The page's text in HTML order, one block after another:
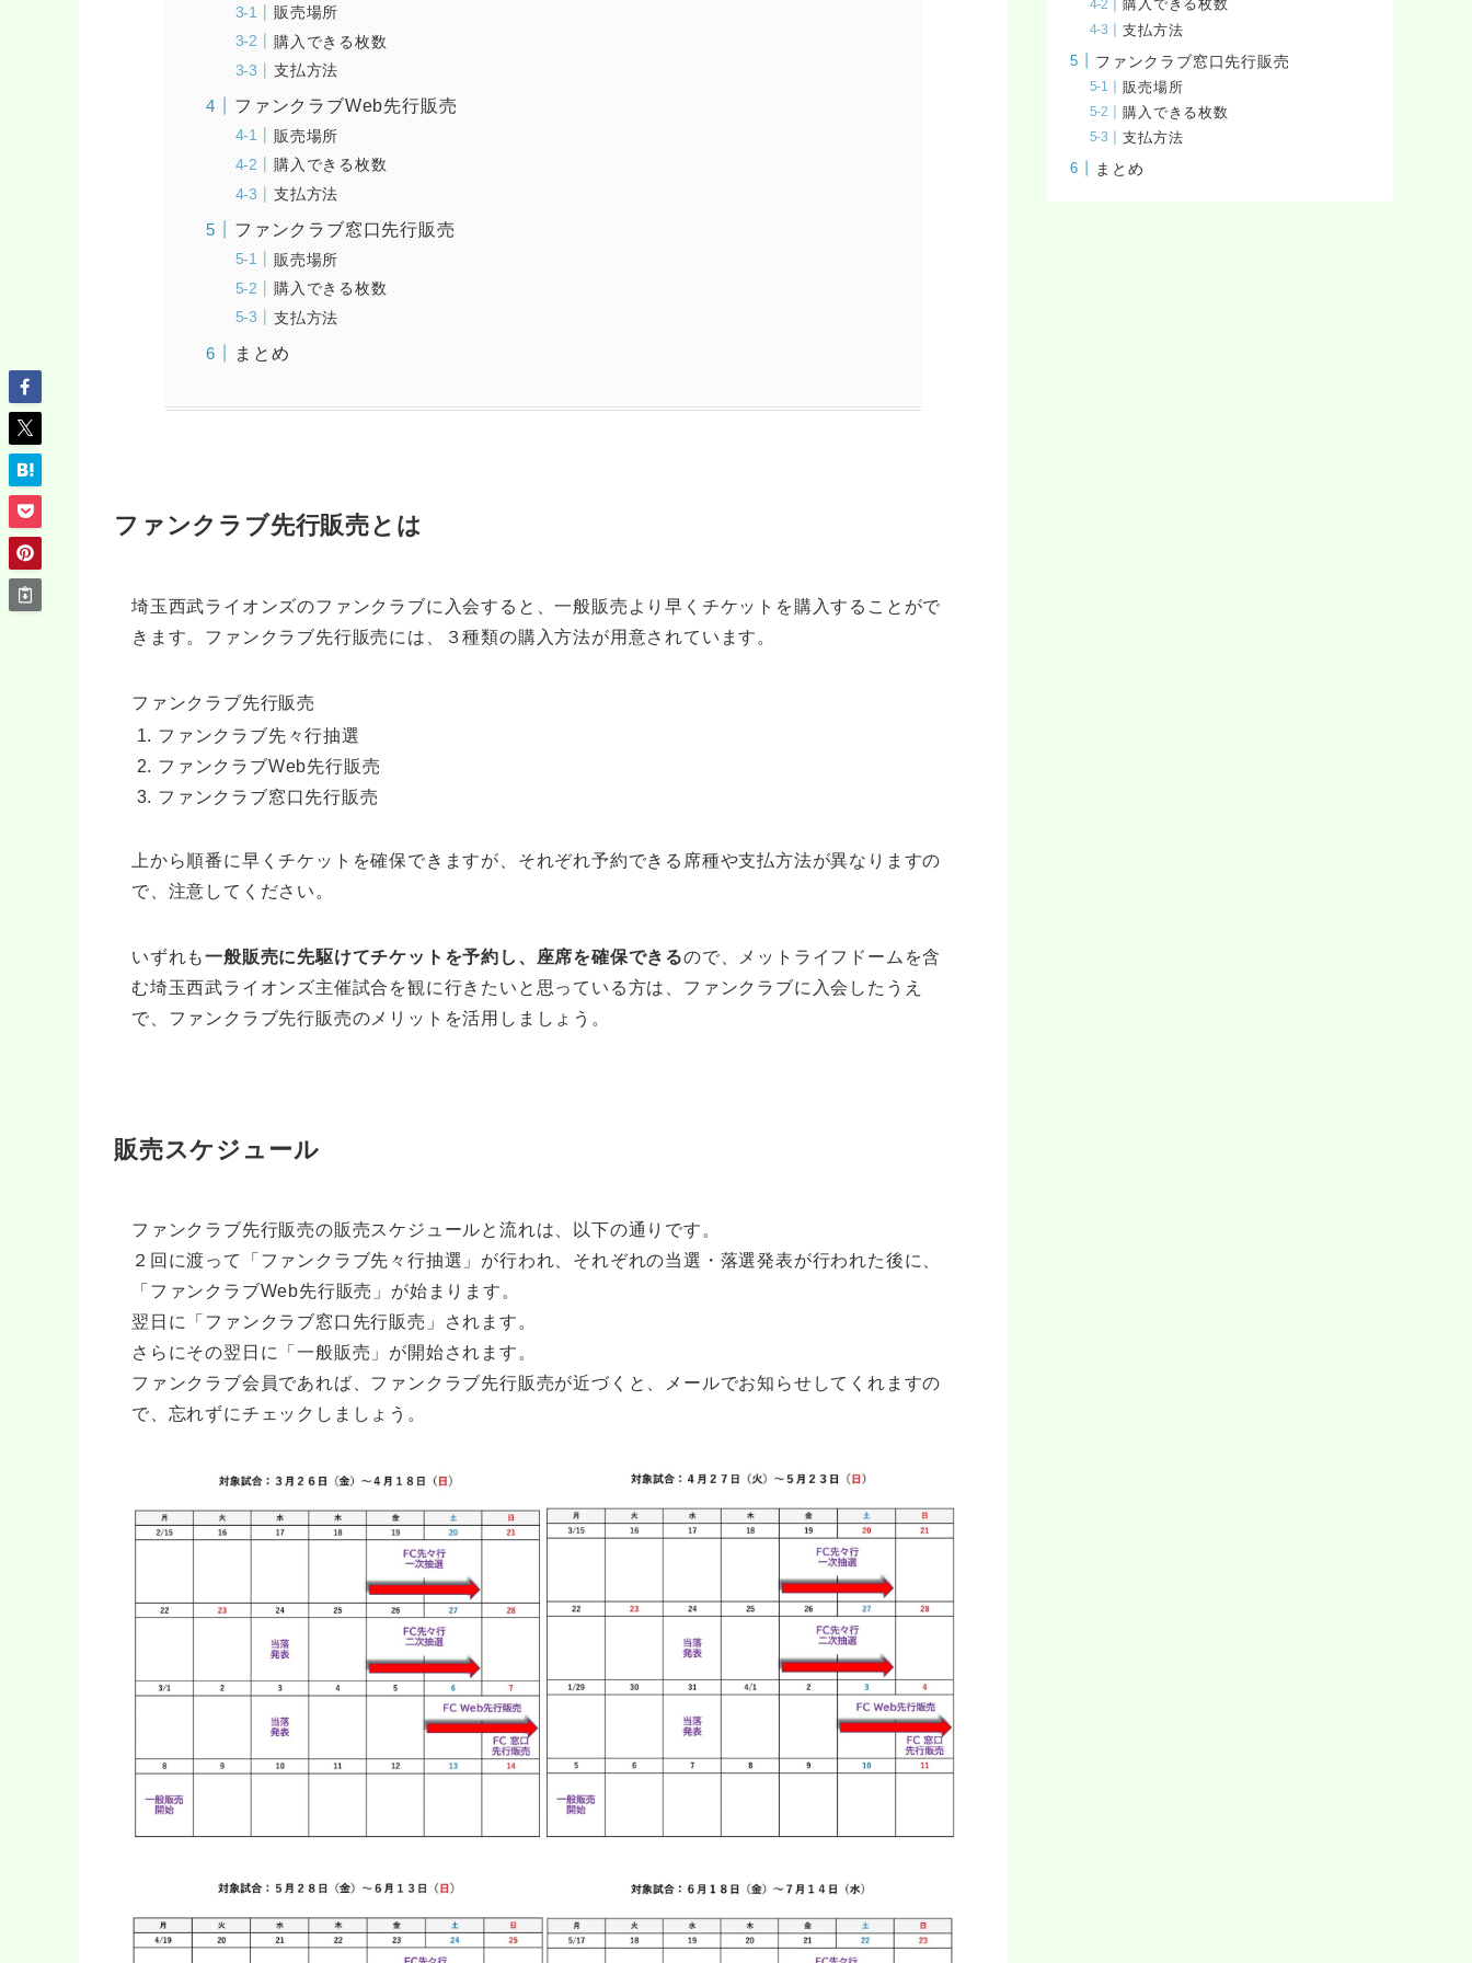
販売場所
購入できる枚数
支払方法
ファンクラブWeb先行販売
販売場所
購入できる枚数
支払方法
ファンクラブ窓口先行販売
販売場所
購入できる枚数
支払方法
まとめ
ファンクラブ先行販売とは
埼玉西武ライオンズのファンクラブに入会すると、一般販売より早くチケットを購入することがで
きます。ファンクラブ先行販売には、３種類の購入方法が用意されています。
ファンクラブ先行販売
ファンクラブ先々行抽選
ファンクラブWeb先行販売
ファンクラブ窓口先行販売
上から順番に早くチケットを確保できますが、それぞれ予約できる席種や支払方法が異なりますの
で、注意してください。
いずれも一般販売に先駆けてチケットを予約し、座席を確保できるので、メットライフドームを含
む埼玉西武ライオンズ主催試合を観に行きたいと思っている方は、ファンクラブに入会したうえ
で、ファンクラブ先行販売のメリットを活用しましょう。
販売スケジュール
ファンクラブ先行販売の販売スケジュールと流れは、以下の通りです。
２回に渡って「ファンクラブ先々行抽選」が行われ、それぞれの当選・落選発表が行われた後に、
「ファンクラブWeb先行販売」が始まります。
翌日に「ファンクラブ窓口先行販売」されます。
さらにその翌日に「一般販売」が開始されます。
ファンクラブ会員であれば、ファンクラブ先行販売が近づくと、メールでお知らせしてくれますの
で、忘れずにチェックしましょう。
購入できる枚数
支払方法
ファンクラブ窓口先行販売
販売場所
購入できる枚数
支払方法
まとめ